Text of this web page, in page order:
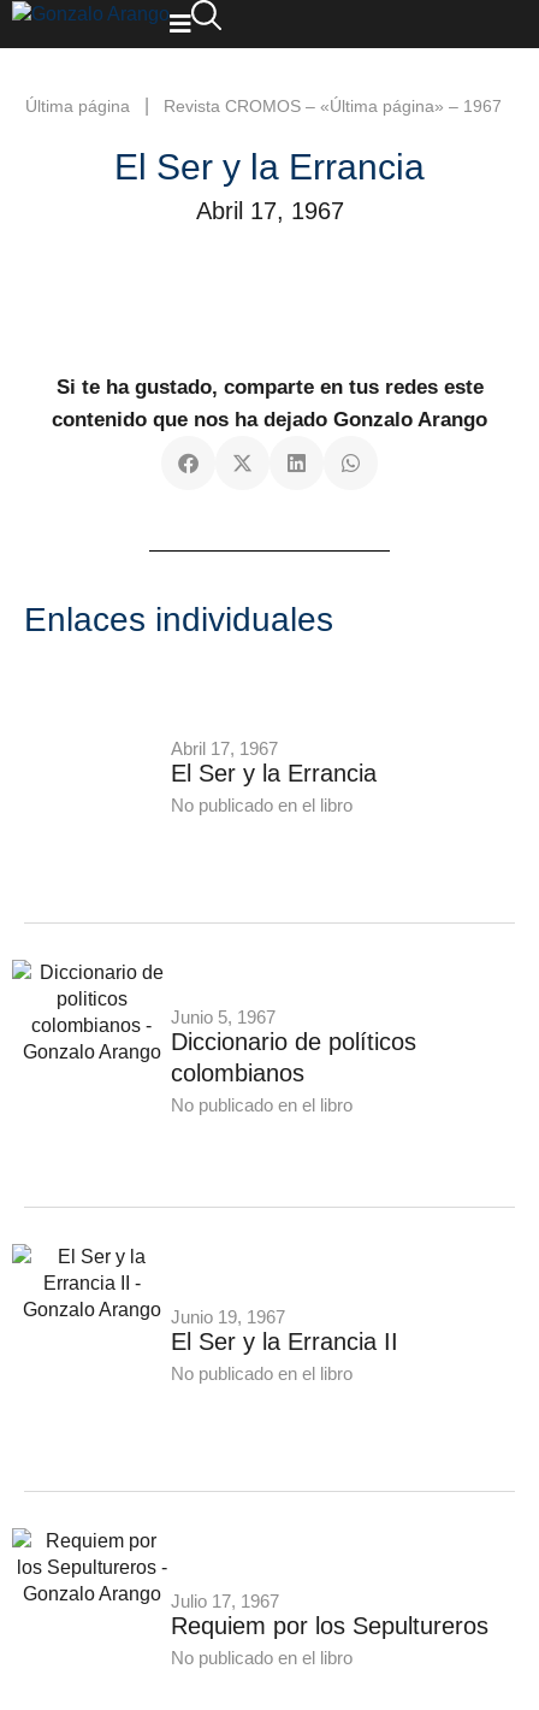
Última página Revista CROMOS – «Última página» – 1967
El Ser y la Errancia
Abril 17, 1967
Si te ha gustado, comparte en tus redes este
contenido que nos ha dejado Gonzalo Arango
Enlaces individuales
Abril 17, 1967
El Ser y la Errancia
No publicado en el libro
Junio 5, 1967
Diccionario de políticos
colombianos
No publicado en el libro
Junio 19, 1967
El Ser y la Errancia II
No publicado en el libro
Julio 17, 1967
Requiem por los Sepultureros
No publicado en el libro